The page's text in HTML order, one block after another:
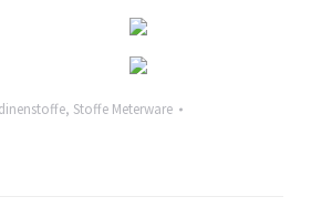
, Stoffe Meterware